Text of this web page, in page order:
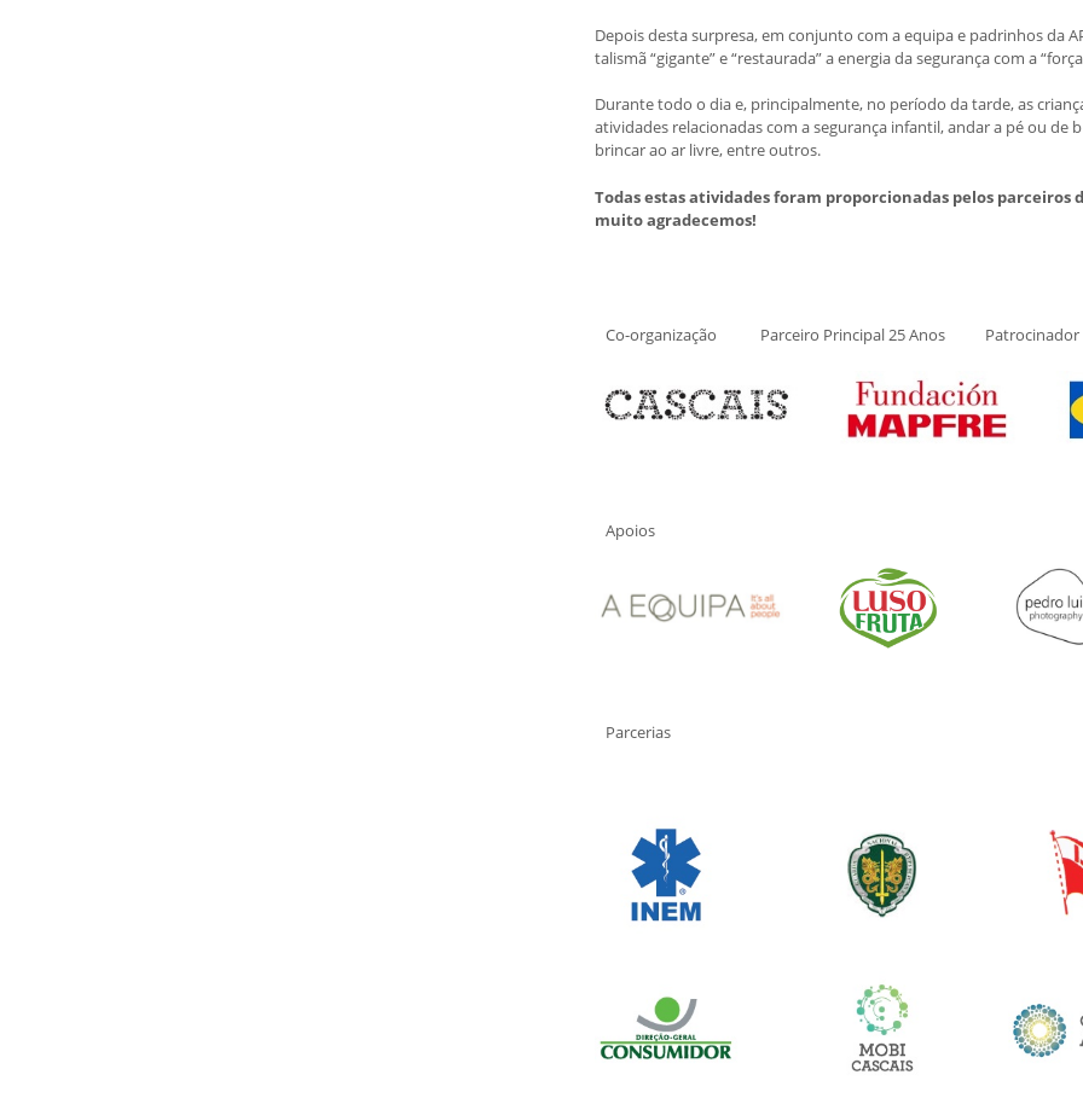
Depois desta surpresa, em conjunto com a equipa e padrinhos da
talismã “gigante” e “restaurada” a energia da segurança com a
Durante todo o dia e, principalmente, no período da tarde, as
atividades relacionadas com a segurança infantil, andar a pé ou de
brincar ao ar livre, entre outros.
Todas estas atividades foram proporcionadas pelos parceiros
muito agradecemos!
Co-organização Parceiro Principal 25 Anos
Apoios
Parcerias